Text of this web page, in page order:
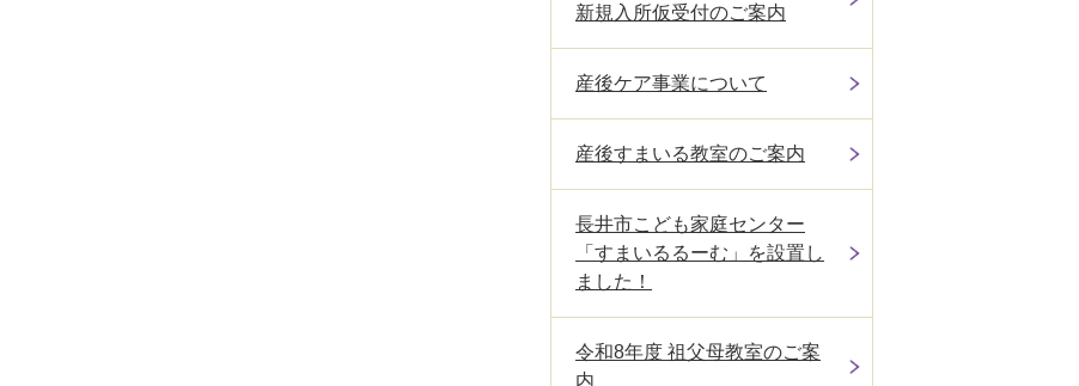
新規入所仮受付のご案内
産後ケア事業について
産後すまいる教室のご案内
長井市こども家庭センター
「すまいるるーむ」を設置し
ました！
令和8年度 祖父母教室のご案
内